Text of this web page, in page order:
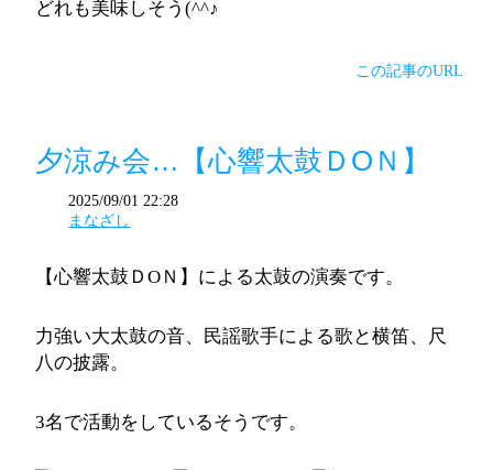
どれも美味しそう(^^♪
この記事のURL
夕涼み会…【心響太鼓ＤОＮ】
2025/09/01 22:28
まなざし
【心響太鼓ＤОＮ】による太鼓の演奏です。
力強い大太鼓の音、民謡歌手による歌と横笛、尺
八の披露。
3名で活動をしているそうです。